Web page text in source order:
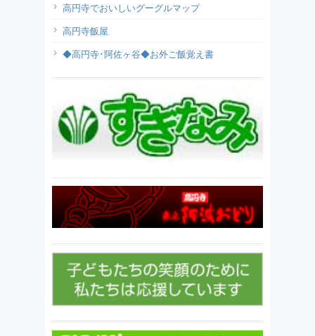
高円寺でおいしいグーグルマップ
高円寺飯屋
◆高円寺･阿佐ヶ谷◆お外ご飯覚え書